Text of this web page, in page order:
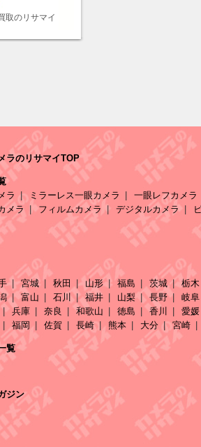
取のリサマイ
ラのリサマイTOP
ラ
ミラーレス一眼カメラ
一眼レフカメラ
メラ
フィルムカメラ デジタルカメラ
宮城 秋田 山形 福島 茨城 栃木
富山 石川 福井 山梨 長野 岐阜
兵庫 奈良 和歌山 徳島 香川 愛媛
福岡 佐賀 長崎 熊本 大分 宮崎
覧
ジン